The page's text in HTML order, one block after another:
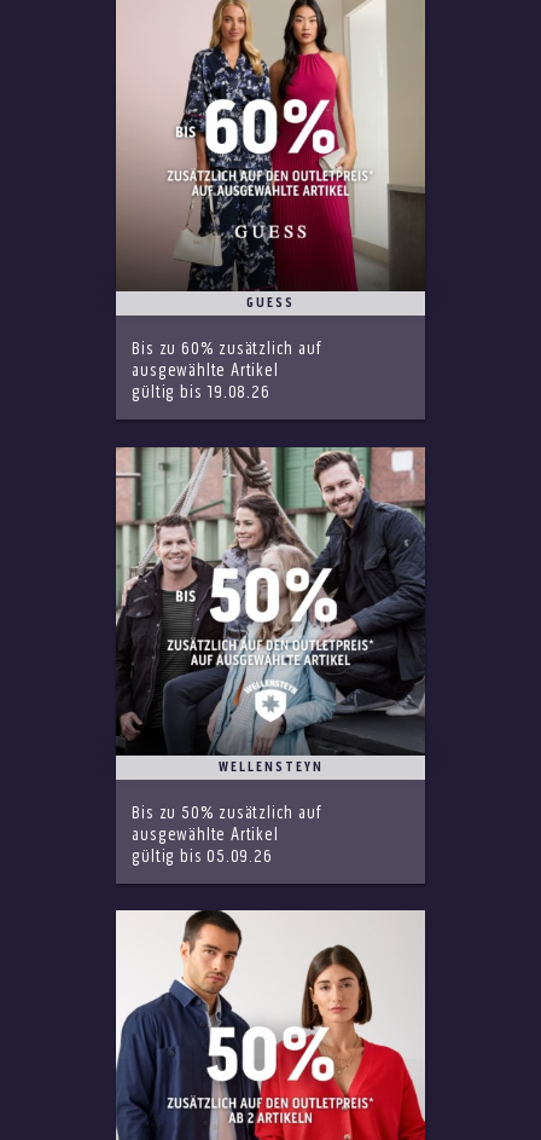
GUESS
Bis zu 60% zusätzlich auf
ausgewählte Artikel
gültig bis 19.08.26
WELLENSTEYN
Bis zu 50% zusätzlich auf
ausgewählte Artikel
gültig bis 05.09.26